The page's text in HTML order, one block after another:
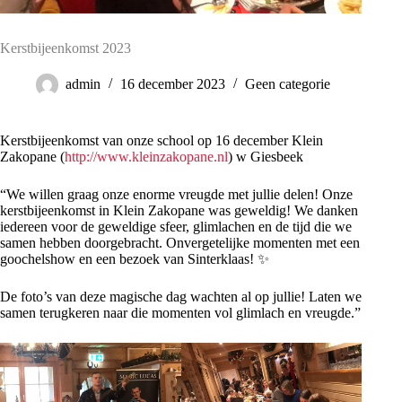
Kerstbijeenkomst 2023
admin 16 december 2023 Geen categorie
Kerstbijeenkomst van onze school op 16 december Klein
Zakopane (http://www.kleinzakopane.nl) w Giesbeek
“We willen graag onze enorme vreugde met jullie delen! Onze
kerstbijeenkomst in Klein Zakopane was geweldig! We danken
iedereen voor de geweldige sfeer, glimlachen en de tijd die we
samen hebben doorgebracht. Onvergetelijke momenten met een
goochelshow en een bezoek van Sinterklaas! ✨
De foto’s van deze magische dag wachten al op jullie! Laten we
samen terugkeren naar die momenten vol glimlach en vreugde.”